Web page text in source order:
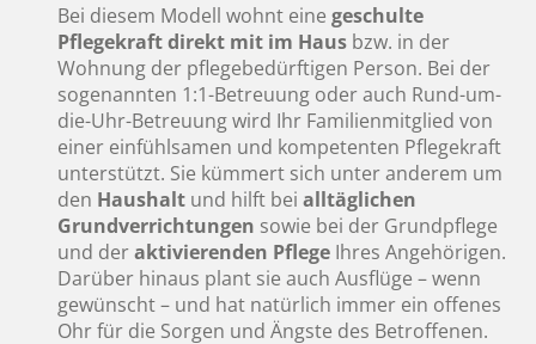
Bei diesem Modell wohnt eine geschulte
Pflegekraftdirekt mit im Haus bzw. in der
Wohnung der pflegebedürftigen Person. Bei der
sogenannten 1:1-Betreuung oder auch Rund-um-
die-Uhr-Betreuung wird Ihr Familienmitglied von
einer einfühlsamen und kompetenten Pflegekraft
unterstützt. Sie kümmert sich unter anderem um
den Haushalt und hilft bei alltäglichen
Grundverrichtungen sowie bei der Grundpflege
und deraktivierenden Pflege Ihres Angehörigen.
Darüber hinaus plant sie auch Ausflüge – wenn
gewünscht – und hat natürlich immer ein offenes
Ohr für die Sorgen und Ängste des Betroffenen.